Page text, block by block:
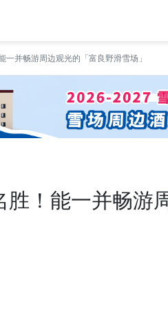
一并畅游周边观光的「富良野滑雪场」
胜！能一并畅游